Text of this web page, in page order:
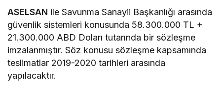
ASELSAN ile Savunma Sanayii Başkanlığı arasında
güvenlik sistemleri konusunda 58.300.000 TL +
21.300.000 ABD Doları tutarında bir sözleşme
imzalanmıştır. Söz konusu sözleşme kapsamında
teslimatlar 2019-2020 tarihleri arasında
yapılacaktır.